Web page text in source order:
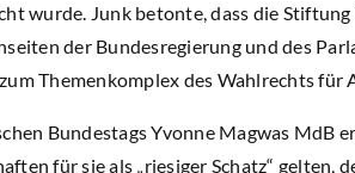
wurde. Junk betonte, dass die
der Bundesregierung und des
Themenkomplex des Wahlrechts für
Bundestags Yvonne Magwas MdB
für sie als „riesiger Schatz“ gelten,